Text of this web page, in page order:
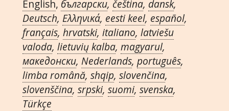
English, български, čeština, dansk,
Deutsch, Ελληνικά, eesti keel, español,
français, hrvatski, italiano, latviešu
valoda, lietuvių kalba, magyarul,
македонски, Nederlands, português,
limba română, shqip, slovenčina,
slovenščina, srpski, suomi, svenska,
Türkçe